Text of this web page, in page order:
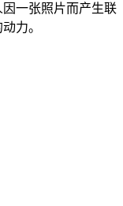
一张照片而产生联
力。